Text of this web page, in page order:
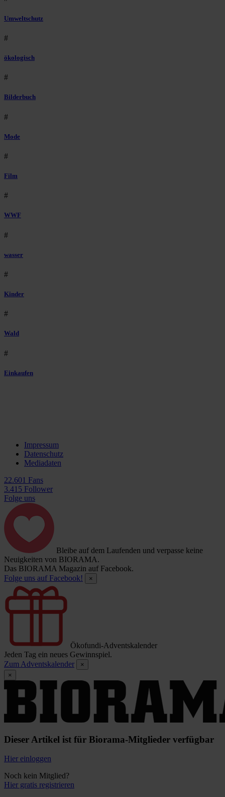
Umweltschutz
#
ökologisch
#
Bilderbuch
#
Mode
#
Film
#
WWF
#
wasser
#
Kinder
#
Wald
#
Einkaufen
Impressum
Datenschutz
Mediadaten
22.601 Fans
3.415 Follower
Folge uns
Bleibe auf dem Laufenden und verpasse keine
Neuigkeiten von BIORAMA.
Das BIORAMA Magazin auf Facebook.
Folge uns auf Facebook!
×
Ökofundi-Adventskalender
Jeden Tag ein neues Gewinnspiel.
Zum Adventskalender
×
×
Dieser Artikel ist für Biorama-Mitglieder verfügbar
Hier einloggen
Noch kein Mitglied?
Hier gratis registrieren